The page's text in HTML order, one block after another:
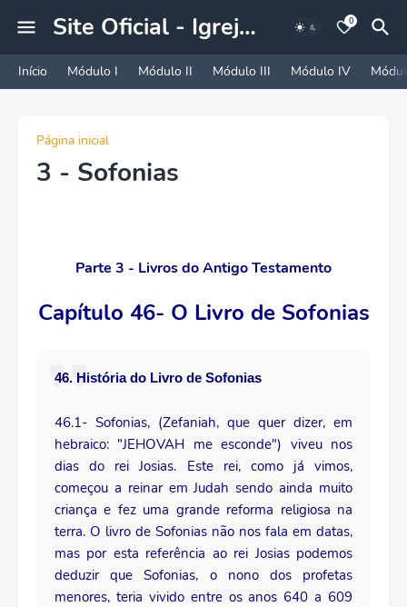
Site Oficial - Igreja A Nova Jerusalem 0
Início Módulo I Módulo II Módulo III Módulo IV
Página inicial
3 - Sofonias
Parte 3 - Livros do Antigo Testamento
Capítulo 46- O Livro de Sofonias
46. História do Livro de Sofonias
46.1- Sofonias, (Zefaniah, que quer dizer, em
hebraico: "JEHOVAH me esconde") viveu nos
dias do rei Josias. Este rei, como já vimos,
começou a reinar em Judah sendo ainda muito
criança e fez uma grande reforma religiosa na
terra. O livro de Sofonias não nos fala em datas,
mas por esta referência ao rei Josias podemos
deduzir que Sofonias, o nono dos profetas
menores, teria vivido entre os anos 640 a 609